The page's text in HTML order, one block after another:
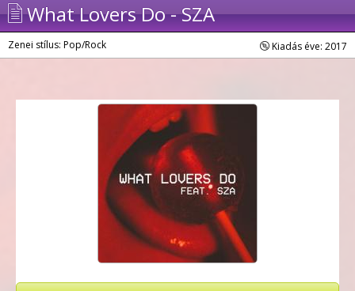
What Lovers Do - SZA
Zenei stílus: Pop/Rock Kiadás éve: 2017